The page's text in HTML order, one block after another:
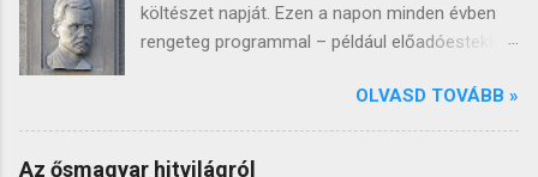
költészet napját. Ezen a napon minden évben
rengeteg programmal – például előadóestekkel,
versenyekkel, koncertekkel – tisztelegnek a
költészet előtt, bár természetesen idén ezek a
programok az online térbe helyeződnek. A
OLVASD TOVÁBB »
Az ősmagyar hitvilágról